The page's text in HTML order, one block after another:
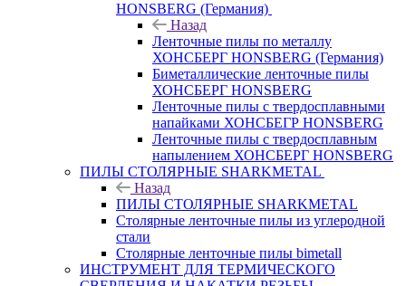
HONSBERG (Германия)
Назад
Ленточные пилы по металлу
ХОНСБЕРГ HONSBERG (Германия)
Биметаллические ленточные пилы
ХОНСБЕРГ HONSBERG
Ленточные пилы с твердосплавными
напайками ХОНСБЕГР HONSBERG
Ленточные пилы с твердосплавным
напылением ХОНСБЕРГ HONSBERG
ПИЛЫ СТОЛЯРНЫЕ SHARKMETAL
Назад
ПИЛЫ СТОЛЯРНЫЕ SHARKMETAL
Столярные ленточные пилы из углеродной
стали
Столярные ленточные пилы bimetall
ИНСТРУМЕНТ ДЛЯ ТЕРМИЧЕСКОГО